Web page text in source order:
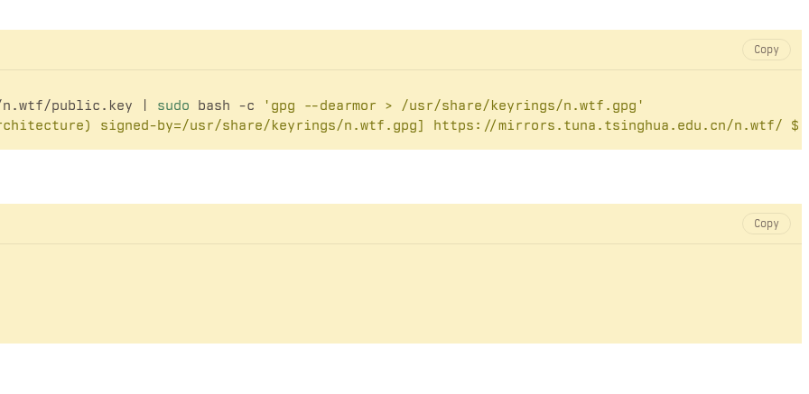
Copy
n.wtf/public.key | sudo bash -c
'gpg --dearmor > /usr/share/keyrings/n.wtf.gpg'
signed-by=/usr/share/keyrings/n.wtf.gpg] https://mirrors.tuna.tsinghua.edu.cn/
Copy